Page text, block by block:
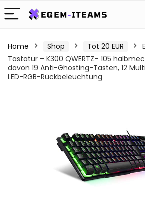
Home Shop Tot 20 EUR
Tastatur – K300 QWERTZ– 105
davon 19 Anti-Ghosting-Tasten, 12
LED-RGB-Rückbeleuchtung